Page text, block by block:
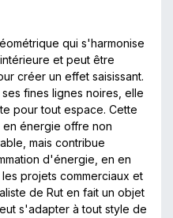
qui s'harmonise
et peut être
créer un effet saisissant.
fines lignes noires, elle
pour tout espace. Cette
énergie offre non
mais contribue
d'énergie, en en
projets commerciaux et
de Rut en fait un objet
s'adapter à tout style de